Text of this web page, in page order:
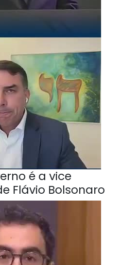
é a vice
Flávio Bolsonaro